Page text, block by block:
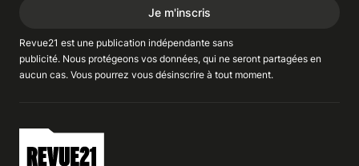
Je m'inscris
Revue21 est une publication indépendante sans
publicité. Nous protégeons vos données, qui ne seront partagées en
aucun cas. Vous pourrez vous désinscrire à tout moment.